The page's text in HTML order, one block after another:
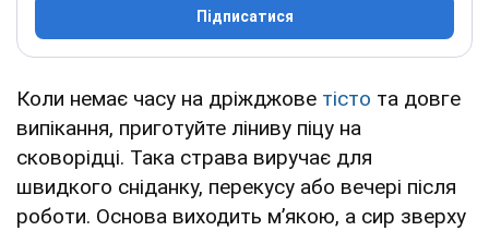
Підписатися
Коли немає часу на дріжджове тісто та довге
випікання, приготуйте ліниву піцу на
сковорідці. Така страва виручає для
швидкого сніданку, перекусу або вечері після
роботи. Основа виходить м’якою, а сир зверху